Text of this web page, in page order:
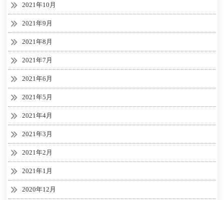
2021年10月
2021年9月
2021年8月
2021年7月
2021年6月
2021年5月
2021年4月
2021年3月
2021年2月
2021年1月
2020年12月